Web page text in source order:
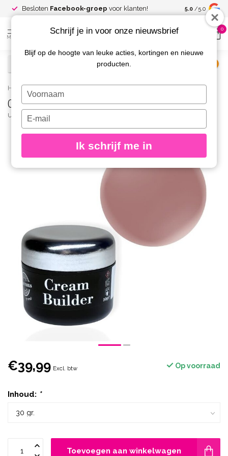
Besloten Facebook-groep voor klanten! Spaar voor
kortingen
5.0 /5.0
MENU
0
Home / 04 Cream Builder Brown
04 Cream Builder Brown
URBAN NAILS
€39,99 Excl. btw Op voorraad
Inhoud: *
Toevoegen aan winkelwagen
Schrijf je in voor onze nieuwsbrief
Blijf op de hoogte van leuke acties, kortingen en nieuwe
producten.
Typ
je
naam
Typ
je
e-
in
Ik schrijf me in